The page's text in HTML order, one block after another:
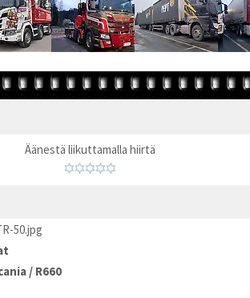
Äänestä liikuttamalla hiirtä
50.jpg
/ R660